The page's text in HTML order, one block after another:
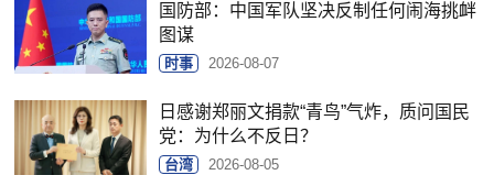
国防部：中国军队坚决反制任何闹海挑衅
图谋
时事 2026-08-07
日感谢郑丽文捐款“青鸟”气炸，质问国民
党：为什么不反日？
台湾 2026-08-05